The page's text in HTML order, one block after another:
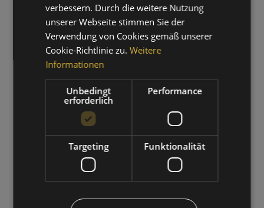
WANDERZEIT
01.09.2026 - 30.09.2026
ZUM ANGEBOT
verbessern. Durch die weitere Nutzung
unserer Webseite stimmen Sie der
Verwendung von Cookies gemäß unserer
Cookie-Richtlinie zu. Weitere
Informationen
Unbedingt
erforderlich
Performance
Targeting Funktionalität